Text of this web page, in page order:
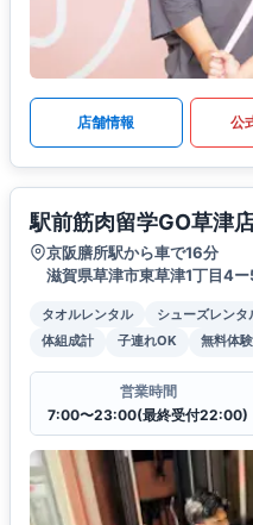
店舗情報 公
駅前筋肉留学GO草津
京阪膳所駅から車で16分
滋賀県草津市東草津1丁目4
タオルレンタル シューズレンタ
体組成計
子連れOK 無料体験
営業時間
7:00〜23:00(最終受付22:00)